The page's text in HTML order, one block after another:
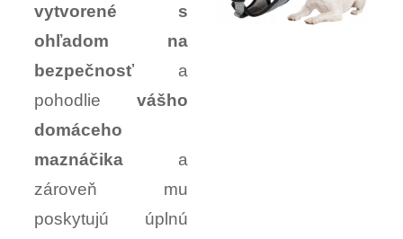
vytvorené s
ohľadom na
bezpečnosť a
pohodlie vášho
domáceho
maznáčika a
zároveň mu
poskytujú úplnú